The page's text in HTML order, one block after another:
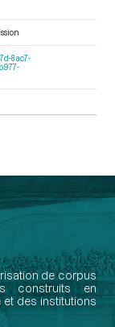
8ac7-
de corpus
construits en
des institutions